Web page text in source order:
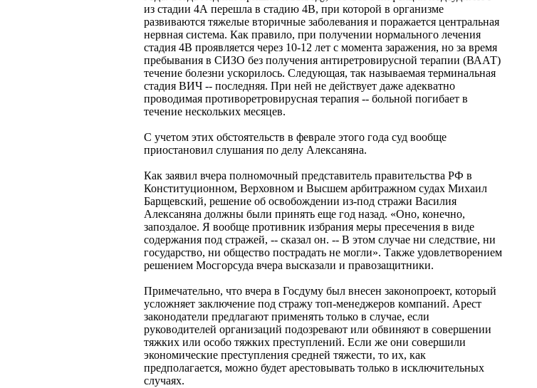
из стадии 4А перешла в стадию 4В, при которой в организме
развиваются тяжелые вторичные заболевания и поражается центральная
нервная система. Как правило, при получении нормального лечения
стадия 4В проявляется через 10-12 лет с момента заражения, но за время
пребывания в СИЗО без получения антиретровирусной терапии (ВААТ)
течение болезни ускорилось. Следующая, так называемая терминальная
стадия ВИЧ -- последняя. При ней не действует даже адекватно
проводимая противоретровирусная терапия -- больной погибает в
течение нескольких месяцев.
С учетом этих обстоятельств в феврале этого года суд вообще
приостановил слушания по делу Алексаняна.
Как заявил вчера полномочный представитель правительства РФ в
Конституционном, Верховном и Высшем арбитражном судах Михаил
Барщевский, решение об освобождении из-под стражи Василия
Алексаняна должны были принять еще год назад. «Оно, конечно,
запоздалое. Я вообще противник избрания меры пресечения в виде
содержания под стражей, -- сказал он. -- В этом случае ни следствие, ни
государство, ни общество пострадать не могли». Также удовлетворением
решением Мосгорсуда вчера высказали и правозащитники.
Примечательно, что вчера в Госдуму был внесен законопроект, который
усложняет заключение под стражу топ-менеджеров компаний. Арест
законодатели предлагают применять только в случае, если
руководителей организаций подозревают или обвиняют в совершении
тяжких или особо тяжких преступлений. Если же они совершили
экономические преступления средней тяжести, то их, как
предполагается, можно будет арестовывать только в исключительных
случаях.